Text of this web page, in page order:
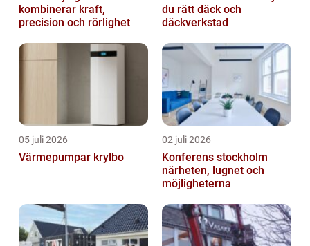
kombinerar kraft,
precision och rörlighet
du rätt däck och
däckverkstad
05 juli 2026
Värmepumpar krylbo
02 juli 2026
Konferens stockholm
närheten, lugnet och
möjligheterna